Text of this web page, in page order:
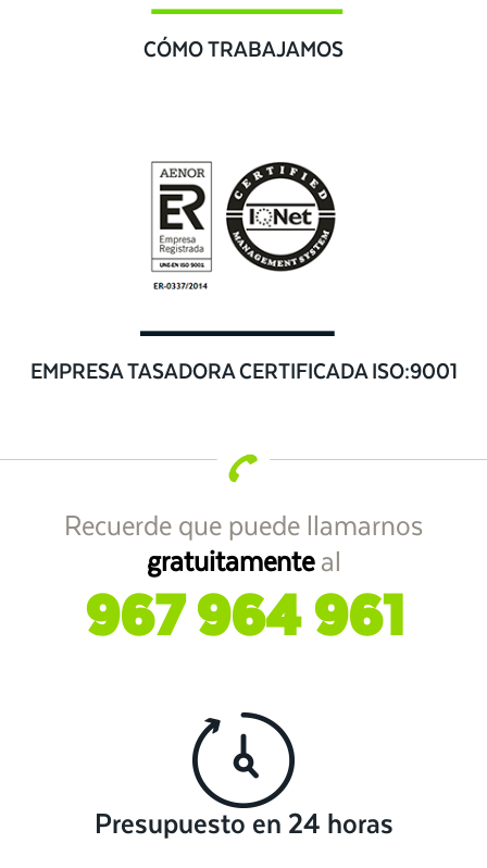
CÓMO TRABAJAMOS
EMPRESA TASADORA CERTIFICADA ISO:9001
Recuerde que puede llamarnos
gratuitamenteal
967 964 961
Presupuesto en 24 horas